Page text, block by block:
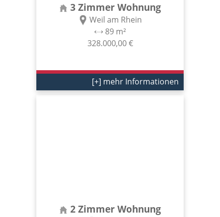
3 Zimmer Wohnung
Weil am Rhein
89 m²
328.000,00 €
[+] mehr Informationen
2 Zimmer Wohnung